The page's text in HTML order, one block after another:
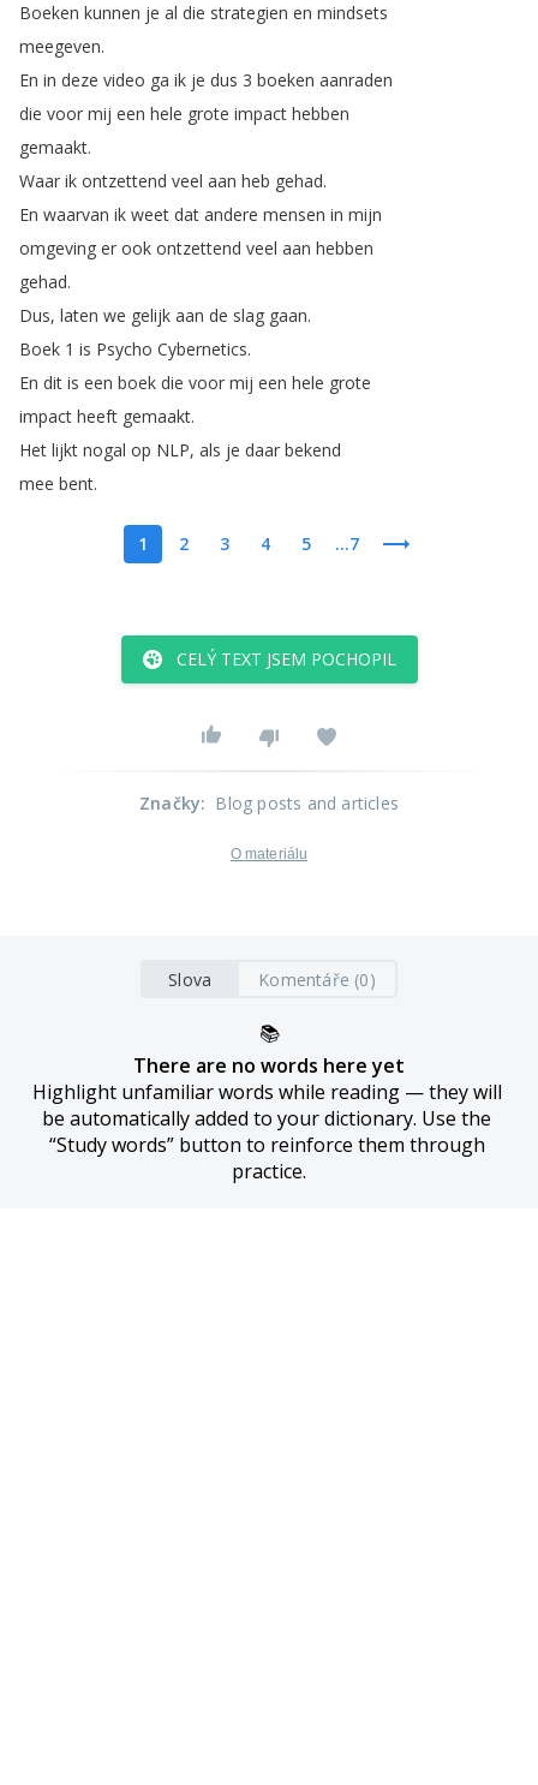
Boeken kunnen je al die strategien en mindsets
meegeven.
En in deze video ga ik je dus 3 boeken aanraden
die voor mij een hele grote impact hebben
gemaakt.
Waar ik ontzettend veel aan heb gehad.
En waarvan ik weet dat andere mensen in mijn
omgeving er ook ontzettend veel aan hebben
gehad.
Dus, laten we gelijk aan de slag gaan.
Boek 1 is Psycho Cybernetics.
En dit is een boek die voor mij een hele grote
impact heeft gemaakt.
Het lijkt nogal op NLP, als je daar bekend
mee bent.
1 2 3 4 5 ...7
CELÝ TEXT JSEM POCHOPIL
Značky: Blog posts and articles
O materiálu
Slova Komentáře (0)
📚
There are no words here yet
Highlight unfamiliar words while reading — they will
be automatically added to your dictionary. Use the
“Study words” button to reinforce them through
practice.